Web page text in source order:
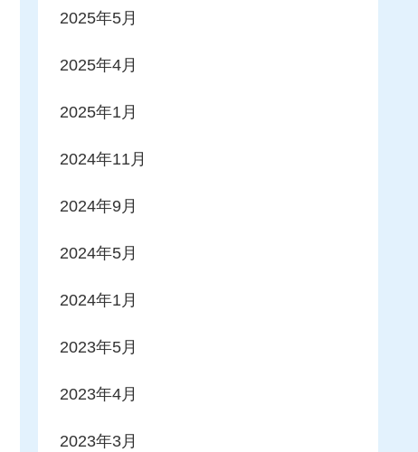
2025年5月
2025年4月
2025年1月
2024年11月
2024年9月
2024年5月
2024年1月
2023年5月
2023年4月
2023年3月